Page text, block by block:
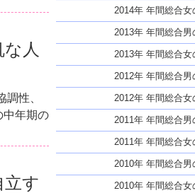
人
性、
中年期の
す
2014年 年間総合女
2013年 年間総合男
2013年 年間総合女
2012年 年間総合男
2012年 年間総合女
2011年 年間総合男
2011年 年間総合女
2010年 年間総合男
2010年 年間総合女